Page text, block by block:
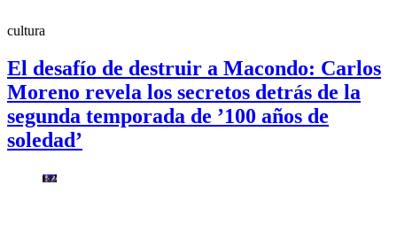
cultura
El desafío de destruir a Macondo: Carlos
Moreno revela los secretos detrás de la
segunda temporada de ’100 años de
soledad’